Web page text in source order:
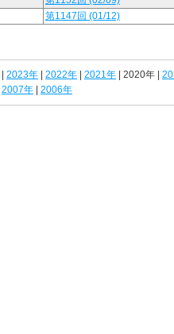
第1147回 (01/12)
2023年 2022年 2021年 | 2020年 |
2007年 2006年